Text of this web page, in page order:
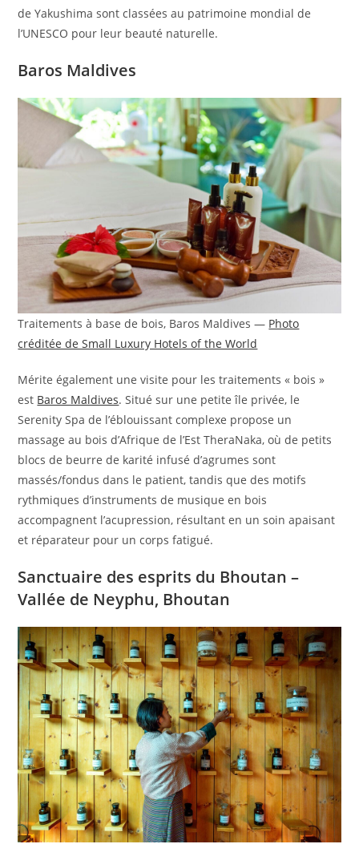
de Yakushima sont classées au patrimoine mondial de
l’UNESCO pour leur beauté naturelle.
Baros Maldives
Traitements à base de bois, Baros Maldives — Photo
créditée de Small Luxury Hotels of the World
Mérite également une visite pour les traitements « bois »
est Baros Maldives. Situé sur une petite île privée, le
Serenity Spa de l’éblouissant complexe propose un
massage au bois d’Afrique de l’Est TheraNaka, où de petits
blocs de beurre de karité infusé d’agrumes sont
massés/fondus dans le patient, tandis que des motifs
rythmiques d’instruments de musique en bois
accompagnent l’acupression, résultant en un soin apaisant
et réparateur pour un corps fatigué.
Sanctuaire des esprits du Bhoutan –
Vallée de Neyphu, Bhoutan